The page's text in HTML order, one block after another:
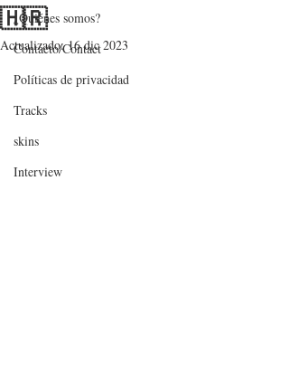
¿Quiénes somos?
Contacto/Contact
Políticas de privacidad
Tracks
skins
Interview
🇭🇷
Actualizado:16 dic 2023